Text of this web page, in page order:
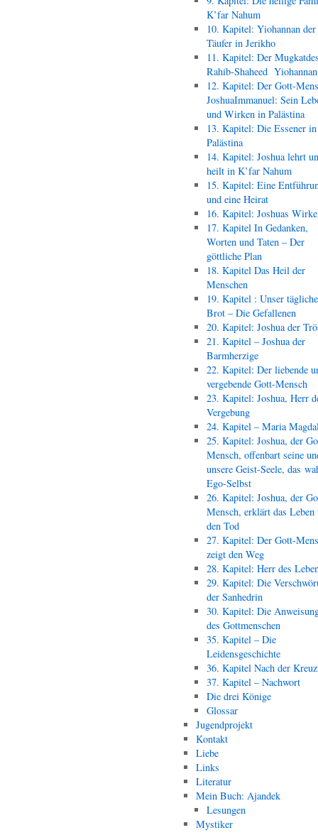
K’far Nahum
10. Kapitel: Yiohannan der
Täufer in Jerikho
11. Kapitel: Der
Rahib-Shaheed
12. Kapitel: Der Gott-
JoshuaImmanuel: Sein
und Wirken in Palästina
13. Kapitel: Die Essener in
Palästina
14. Kapitel: Joshua lehrt
heilt in K’far Nahum
15. Kapitel: Eine
und eine Heirat
16. Kapitel: Joshuas
17. Kapitel In Gedanken,
Worten und Taten – Der
göttliche Plan
18. Kapitel Das Heil der
Menschen
19. Kapitel : Unser
Brot – Die Gefallenen
20. Kapitel: Joshua der
21. Kapitel – Joshua der
Barmherzige
22. Kapitel: Der liebende
vergebende Gott-Mensch
23. Kapitel: Joshua, Herr
Vergebung
24. Kapitel – Maria
25. Kapitel: Joshua, der
Mensch, offenbart seine
unsere Geist-Seele, das
Ego-Selbst
26. Kapitel: Joshua, der
Mensch, erklärt das Leben
den Tod
27. Kapitel: Der Gott-
zeigt den Weg
28. Kapitel: Herr des
29. Kapitel: Die
der Sanhedrin
30. Kapitel: Die
des Gottmenschen
35. Kapitel – Die
Leidensgeschichte
36. Kapitel Nach der
37. Kapitel – Nachwort
Die drei Könige
Glossar
Jugendprojekt
Kontakt
Liebe
Links
Literatur
Mein Buch: Ajandek
Lesungen
Mystiker